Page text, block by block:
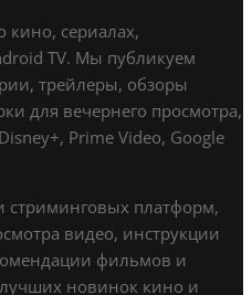
кино, сериалах,
TV. Мы публикуем
трейлеры, обзоры
для вечернего просмотра,
Prime Video, Google
стриминговых платформ,
видео, инструкции
фильмов и
новинок кино и